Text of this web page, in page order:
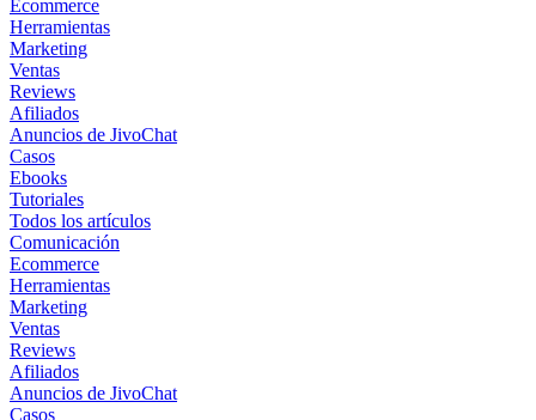
Ecommerce
Herramientas
Marketing
Ventas
Reviews
Afiliados
Anuncios de JivoChat
Casos
Ebooks
Tutoriales
Todos los artículos
Comunicación
Ecommerce
Herramientas
Marketing
Ventas
Reviews
Afiliados
Anuncios de JivoChat
Casos